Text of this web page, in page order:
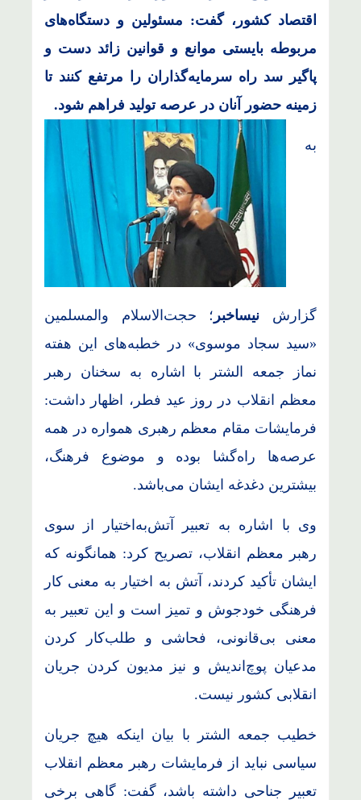
اقتصاد کشور، گفت: مسئولین و دستگاه‌های
مربوطه بایستی موانع و قوانین زائد دست و
پاگیر سد راه سرمایه‌گذاران را مرتفع کنند تا
زمینه حضور آنان در عرصه تولید فراهم شود.
به
گزارش نیساخبر ؛ حجت‌الاسلام والمسلمین
«سید سجاد موسوی» در خطبه‌های این هفته
نماز جمعه الشتر با اشاره به سخنان رهبر
معظم انقلاب در روز عید فطر، اظهار داشت:
فرمایشات مقام معظم رهبری همواره در همه
عرصه‌ها راه‌گشا بوده و موضوع فرهنگ،
بیشترین دغدغه ایشان می‌باشد.
وی با اشاره به تعبیر آتش‌به‌اختیار از سوی
رهبر معظم انقلاب، تصریح کرد: همانگونه که
ایشان تأکید کردند، آتش به اختیار به معنی کار
فرهنگی خودجوش و تمیز است و این تعبیر به
معنی بی‌قانونی، فحاشی و طلب‌کار کردن
مدعیان پوچ‌اندیش و نیز مدیون کردن جریان
انقلابی کشور نیست.
خطیب جمعه الشتر با بیان اینکه هیچ جریان
سیاسی نباید از فرمایشات رهبر معظم انقلاب
تعبیر جناحی داشته باشد، گفت: گاهی برخی